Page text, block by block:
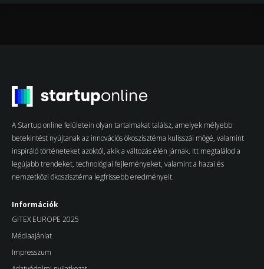
A Startup online felületein olyan tartalmakat találsz, amelyek mélyebb
betekintést nyújtanak az innovációs ökoszisztéma kulisszái mögé, valamint
inspiráló történeteket azoktól, akik a változás élén járnak. Itt megtalálod a
legújabb trendeket, technológiai fejleményeket, valamint a hazai és
nemzetközi ökoszisztéma legfrissebb eredményeit.
Információk
GITEX EUROPE 2025
Médiaajánlat
Impresszum